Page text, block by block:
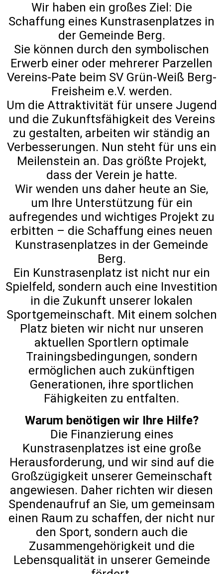
Wir haben ein großes Ziel: Die
Schaffung eines Kunstrasenplatzes in
der Gemeinde Berg.
Sie können durch den symbolischen
Erwerb einer oder mehrerer Parzellen
Vereins-Pate beim SV Grün-Weiß Berg-
Freisheim e.V. werden.
Um die Attraktivität für unsere Jugend
und die Zukunftsfähigkeit des Vereins
zu gestalten, arbeiten wir ständig an
Verbesserungen. Nun steht für uns ein
Meilenstein an. Das größte Projekt,
dass der Verein je hatte.
Wir wenden uns daher heute an Sie,
um Ihre Unterstützung für ein
aufregendes und wichtiges Projekt zu
erbitten – die Schaffung eines neuen
Kunstrasenplatzes in der Gemeinde
Berg.
Ein Kunstrasenplatz ist nicht nur ein
Spielfeld, sondern auch eine Investition
in die Zukunft unserer lokalen
Sportgemeinschaft. Mit einem solchen
Platz bieten wir nicht nur unseren
aktuellen Sportlern optimale
Trainingsbedingungen, sondern
ermöglichen auch zukünftigen
Generationen, ihre sportlichen
Fähigkeiten zu entfalten.
Warum benötigen wir Ihre Hilfe?
Die Finanzierung eines
Kunstrasenplatzes ist eine große
Herausforderung, und wir sind auf die
Großzügigkeit unserer Gemeinschaft
angewiesen. Daher richten wir diesen
Spendenaufruf an Sie, um gemeinsam
einen Raum zu schaffen, der nicht nur
den Sport, sondern auch die
Zusammengehörigkeit und die
Lebensqualität in unserer Gemeinde